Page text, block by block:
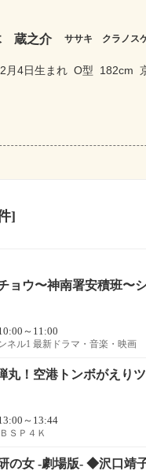
蔵之介 ササキ クラノス
月4日生まれ O型 182cm
]
ョウ〜神南署安積班〜
～11:00
ネル1 最新ドラマ・音楽・映画
丸！空港トンボがえ
～13:44
ＳＰ４Ｋ
の女 -劇場版- ◆沢口靖